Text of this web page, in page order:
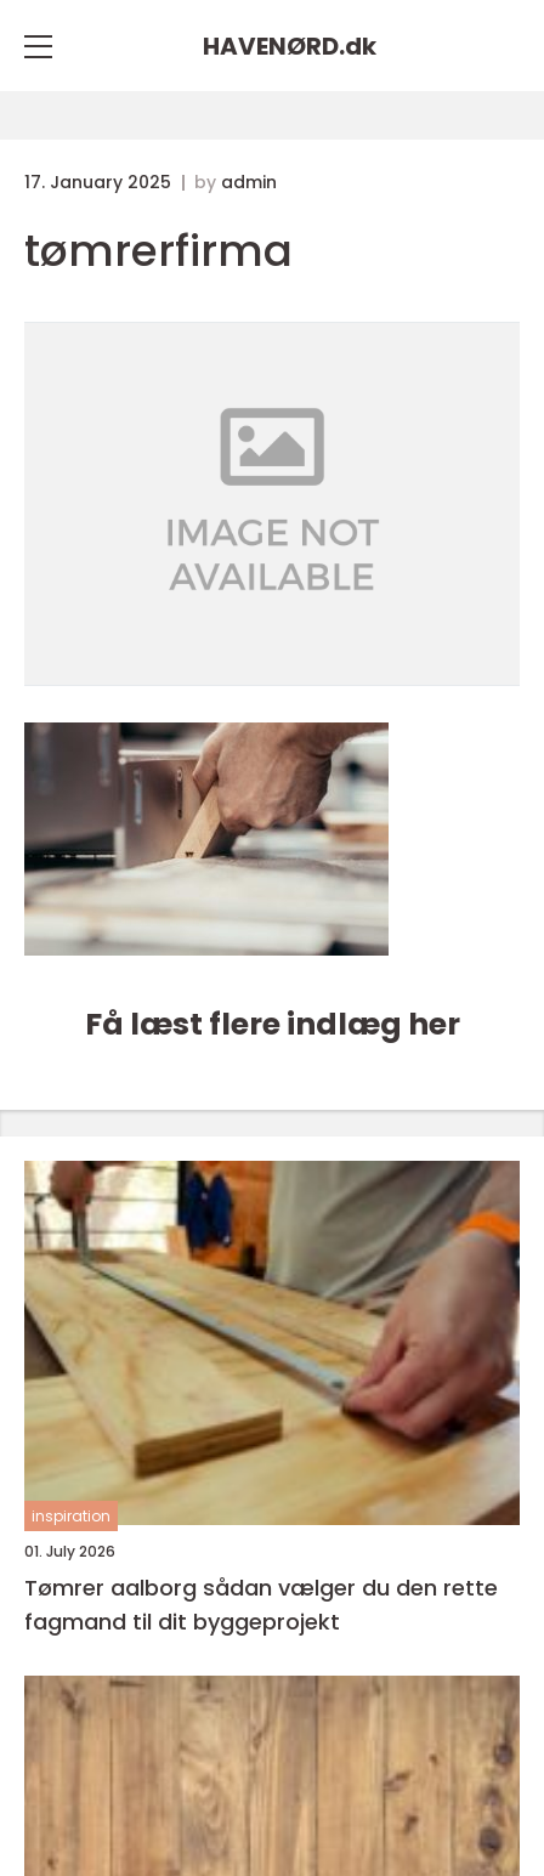
HAVENØRD.dk
17. January 2025 by admin
tømrerfirma
Få læst flere indlæg her
inspiration
01. July 2026
Tømrer aalborg sådan vælger du den rette
fagmand til dit byggeprojekt